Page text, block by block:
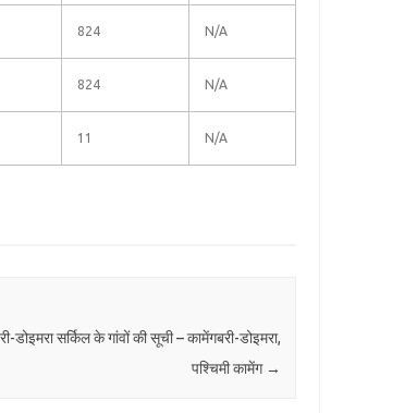
824 N/A
824 N/A
11 N/A
डोइमरा सर्किल के गांवों की सूची – कामेंगबरी-डोइमरा,
पश्चिमी कामेंग →